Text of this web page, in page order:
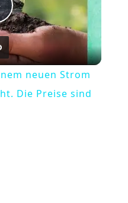
neuen Strom
Die Preise sind